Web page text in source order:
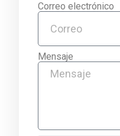
Correo electrónico
Mensaje